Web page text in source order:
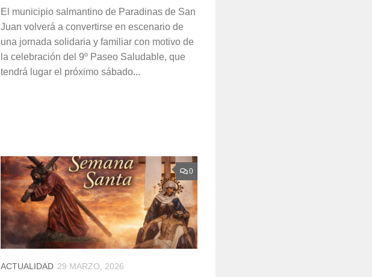
El municipio salmantino de Paradinas de San
Juan volverá a convertirse en escenario de
una jornada solidaria y familiar con motivo de
la celebración del 9º Paseo Saludable, que
tendrá lugar el próximo sábado...
0
ACTUALIDAD 29 MARZO, 2026